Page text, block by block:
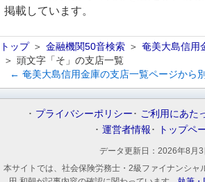
掲載しています。
トップ 金融機関50音検索
奄美大島信用
頭文字「そ」の支店一覧
← 奄美大島信用金庫の支店一覧ページから
プライバシーポリシー ご利用にあた
運営者情報
トップペ
データ更新日： 2026年8月3
本サイトでは、社会保険労務士・2級ファイナンシャ